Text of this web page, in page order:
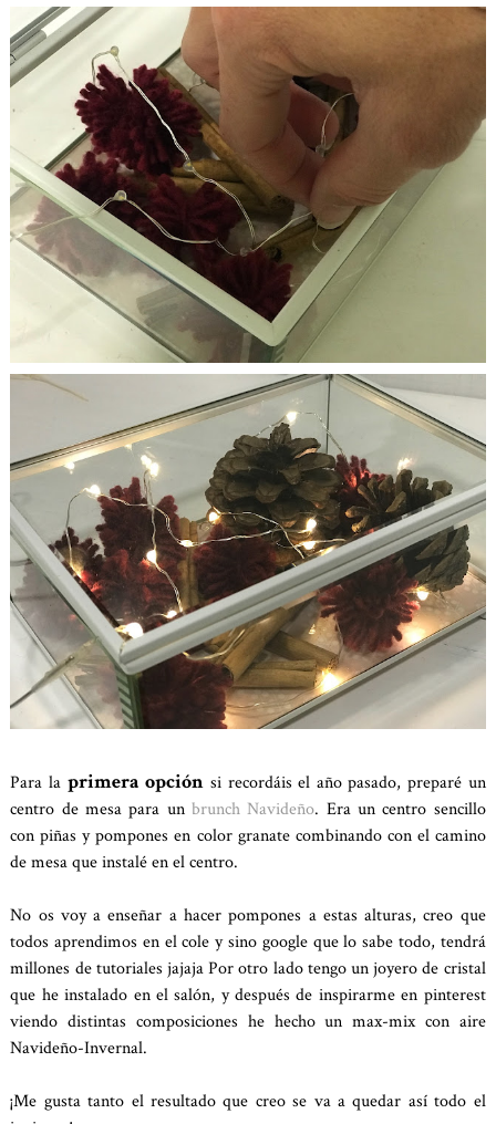
Para la primera opción si recordáis el año pasado, preparé un
centro de mesa para un brunch Navideño. Era un centro sencillo
con piñas y pompones en color granate combinando con el camino
de mesa que instalé en el centro.
No os voy a enseñar a hacer pompones a estas alturas, creo que
todos aprendimos en el cole y sino google que lo sabe todo, tendrá
millones de tutoriales jajaja Por otro lado tengo un joyero de cristal
que he instalado en el salón, y después de inspirarme en pinterest
viendo distintas composiciones he hecho un max-mix con aire
Navideño-Invernal.
¡Me gusta tanto el resultado que creo se va a quedar así todo el